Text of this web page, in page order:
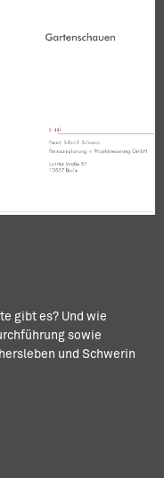
gibt es? Und wie
sowie
und Schwerin